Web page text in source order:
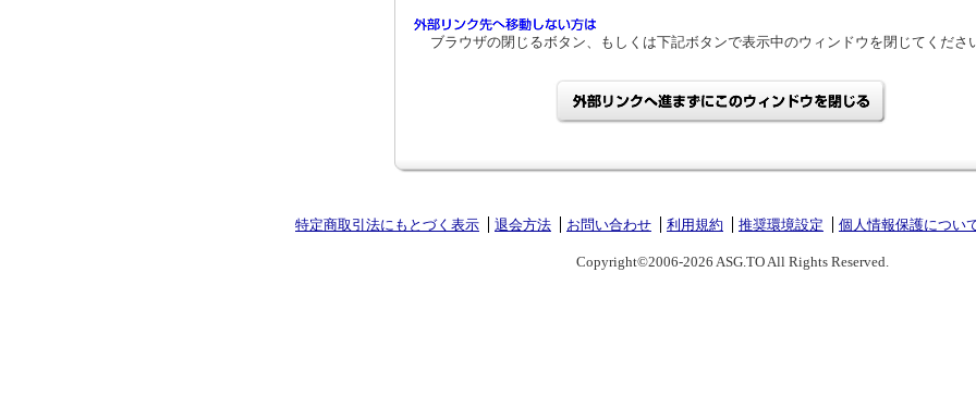
ブラウザの閉じるボタン、もしくは下記ボタンで表示中のウィンドウを閉じてくださ
特定商取引法にもとづく表示 退会方法 お問い合わせ 利用規約 推奨環境設定 個人情報保護につい
Copyright©2006-2026 ASG.TO All Rights Reserved.